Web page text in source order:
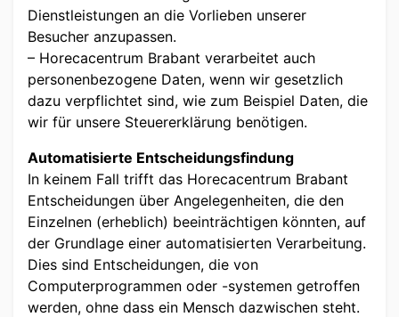
Dienstleistungen an die Vorlieben unserer
Besucher anzupassen.
– Horecacentrum Brabant verarbeitet auch
personenbezogene Daten, wenn wir gesetzlich
dazu verpflichtet sind, wie zum Beispiel Daten, die
wir für unsere Steuererklärung benötigen.
Automatisierte Entscheidungsfindung
In keinem Fall trifft das Horecacentrum Brabant
Entscheidungen über Angelegenheiten, die den
Einzelnen (erheblich) beeinträchtigen könnten, auf
der Grundlage einer automatisierten Verarbeitung.
Dies sind Entscheidungen, die von
Computerprogrammen oder -systemen getroffen
werden, ohne dass ein Mensch dazwischen steht.